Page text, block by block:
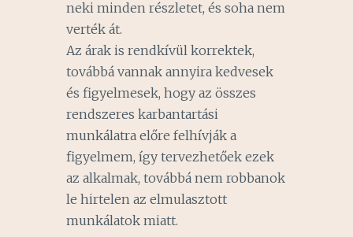
neki minden részletet, és soha nem
verték át.
Az árak is rendkívül korrektek,
továbbá vannak annyira kedvesek
és figyelmesek, hogy az összes
rendszeres karbantartási
munkálatra előre felhívják a
figyelmem, így tervezhetőek ezek
az alkalmak, továbbá nem robbanok
le hirtelen az elmulasztott
munkálatok miatt.